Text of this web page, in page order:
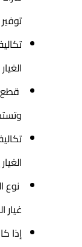
قطع
نوع
غيار
إذا